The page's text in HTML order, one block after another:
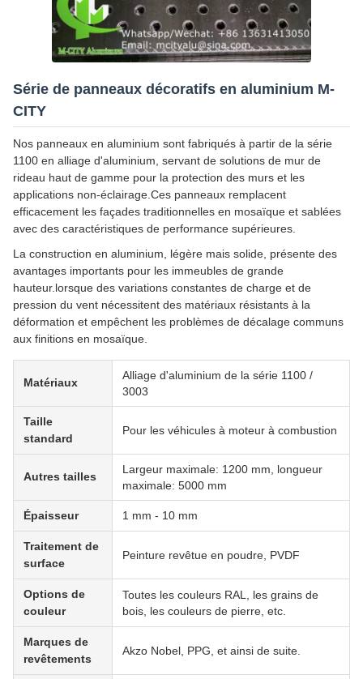
Série de panneaux décoratifs en aluminium M-
CITY
Nos panneaux en aluminium sont fabriqués à partir de la série
1100 en alliage d'aluminium, servant de solutions de mur de
rideau haut de gamme pour la protection des murs et les
applications non-éclairage.Ces panneaux remplacent
efficacement les façades traditionnelles en mosaïque et sablées
avec des caractéristiques de performance supérieures.
La construction en aluminium, légère mais solide, présente des
avantages importants pour les immeubles de grande
hauteur.lorsque des variations constantes de charge et de
pression du vent nécessitent des matériaux résistants à la
déformation et empêchent les problèmes de décalage communs
aux finitions en mosaïque.
Matériaux
Alliage d'aluminium de la série 1100 /
3003
Taille
standard
Pour les véhicules à moteur à combustion
Autres tailles
Largeur maximale: 1200 mm, longueur
maximale: 5000 mm
Épaisseur 1 mm - 10 mm
Traitement de
surface
Peinture revêtue en poudre, PVDF
Options de
couleur
Toutes les couleurs RAL, les grains de
bois, les couleurs de pierre, etc.
Marques de
revêtements
Akzo Nobel, PPG, et ainsi de suite.